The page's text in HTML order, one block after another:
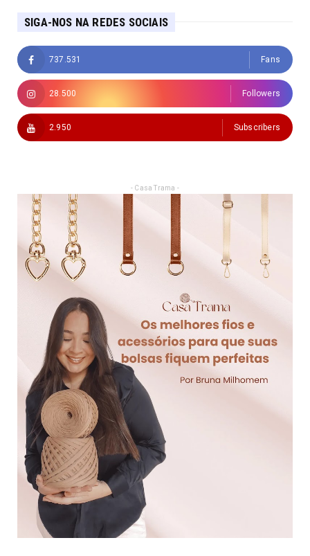
SIGA-NOS NA REDES SOCIAIS
737.531 Fans
28.500 Followers
2.950 Subscribers
- Casa Trama -